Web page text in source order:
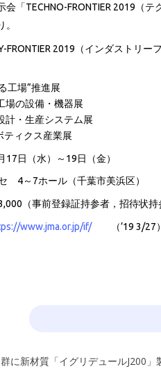
会「TECHNO-FRONTIER 2019（
FRONTIER 2019（インダストリー
工場”推進展
の設備・機器展
・生産システム展
ィクス産業展
17日（水）～19日（金）
4～7ホール（千葉市美浜区）
（事前登録証持参者，招待状
www.jma.or.jp/if/（’19 3/27）
に新材質「イグリデュールJ200